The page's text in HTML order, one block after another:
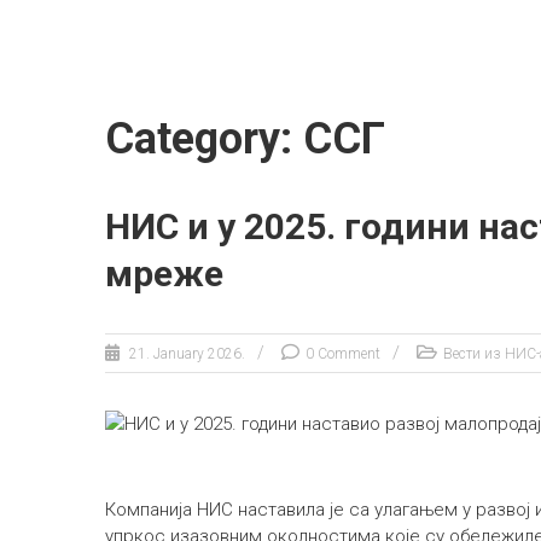
Category: ССГ
НИС и у 2025. години
мреже
21. January 2026. 0 Comment Вести из НИС-
Компанија НИС наставила је са улагањем у
упркос изазовним околностима које су